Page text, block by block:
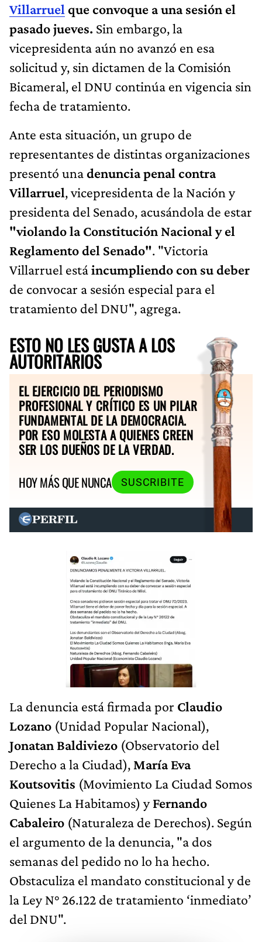
Villarruel que convoque a una sesión el
pasado jueves. Sin embargo, la
vicepresidenta aún no avanzó en esa
solicitud y, sin dictamen de la Comisión
Bicameral, el DNU continúa en vigencia sin
fecha de tratamiento.
Ante esta situación, un grupo de
representantes de distintas organizaciones
presentó unadenuncia penal contra
Villarruel, vicepresidenta de la Nación y
presidenta del Senado, acusándola de estar
"violando la Constitución Nacional y el
Reglamento del Senado". "Victoria
Villarruel estáincumpliendo con su deber
de convocar a sesión especial para el
tratamiento del DNU", agrega.
ESTO NO LES GUSTA A LOS
AUTORITARIOS
EL EJERCICIO DEL PERIODISMO
PROFESIONAL Y CRÍTICO ES UN PILAR
FUNDAMENTAL DE LA DEMOCRACIA.
POR ESO MOLESTA A QUIENES CREEN
SER LOS DUEÑOS DE LA VERDAD.
HOY MÁS QUE NUNCA
SUSCRIBITE
La denuncia está firmada por Claudio
Lozano (Unidad Popular Nacional),
Jonatan Baldiviezo (Observatorio del
Derecho a la Ciudad), María Eva
Koutsovitis (Movimiento La Ciudad Somos
Quienes La Habitamos) yFernando
Cabaleiro (Naturaleza de Derechos). Según
el argumento de la denuncia, "a dos
semanas del pedido no lo ha hecho.
Obstaculiza el mandato constitucional y de
la Ley N° 26.122 de tratamiento ‘inmediato’
del DNU".